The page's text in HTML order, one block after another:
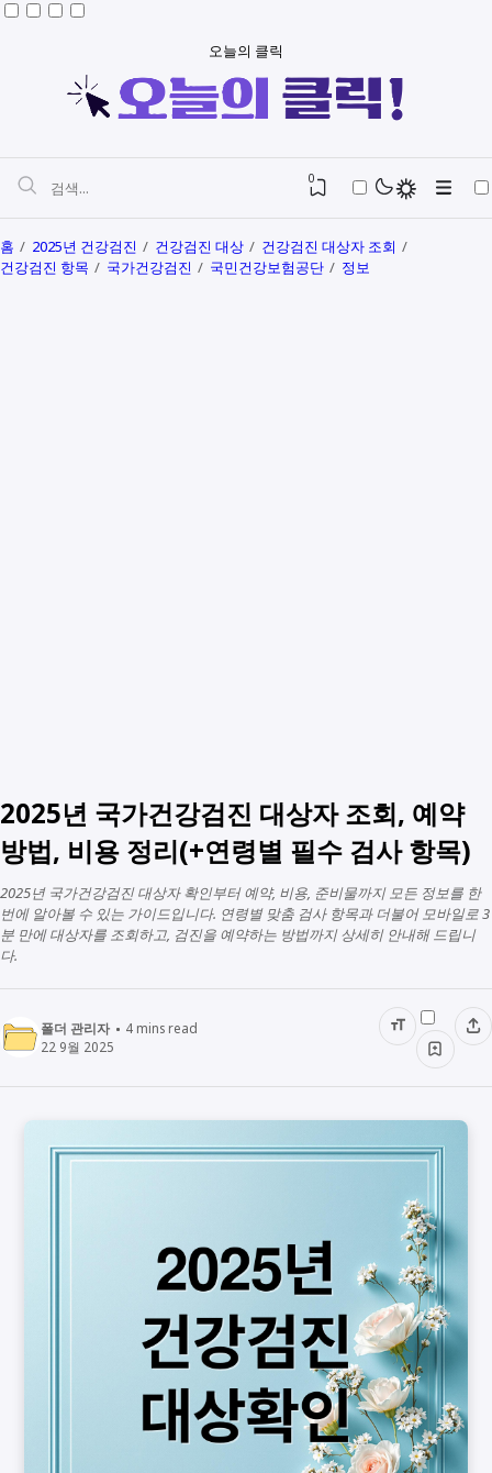
오늘의 클릭
0
홈 2025년 건강검진 건강검진 대상
건강검진 대상자 조회
건강검진 항목
국가건강검진 국민건강보험공단 정보
2025년 국가건강검진 대상자 조회, 예약
방법, 비용 정리(+연령별 필수 검사 항목)
2025년 국가건강검진 대상자 확인부터 예약, 비용, 준비물까지 모든 정보를 한
번에 알아볼 수 있는 가이드입니다. 연령별 맞춤 검사 항목과 더불어 모바일로 3
분 만에 대상자를 조회하고, 검진을 예약하는 방법까지 상세히 안내해 드립니
다.
폴더 관리자 4mins read
22 9월 2025